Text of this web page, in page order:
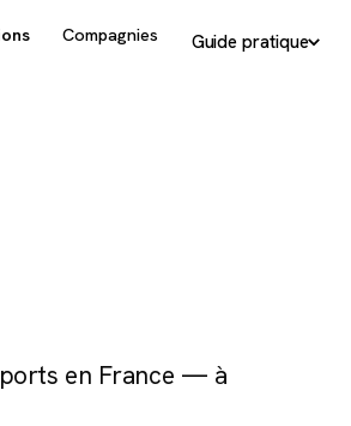
Compagnies Guide pratique
en France — à